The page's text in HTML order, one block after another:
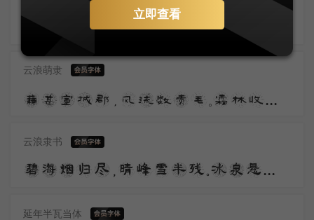
云浪萌隶
藉甚宣城郡，风流数贡毛。霜林收鸭脚，春网荐琴高。共理须良守，今年辍省曹。平生割鸡手，聊试发硎刀。
云浪隶书
碧海烟归尽，晴峰雪半残。冰泉悬众壑，云路郁千盘。影落齐燕白，光连天地寒。
延年半瓦当体
立即查看